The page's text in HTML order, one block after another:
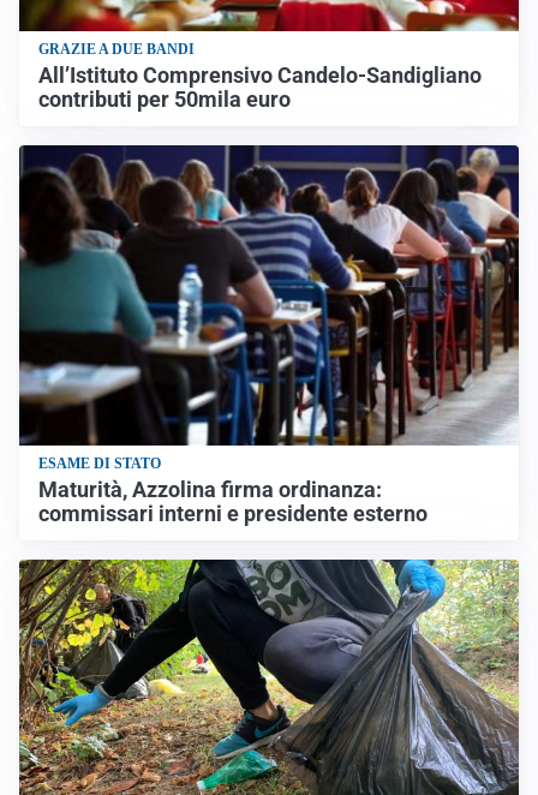
GRAZIE A DUE BANDI
All’Istituto Comprensivo Candelo-Sandigliano
contributi per 50mila euro
ESAME DI STATO
Maturità, Azzolina firma ordinanza:
commissari interni e presidente esterno